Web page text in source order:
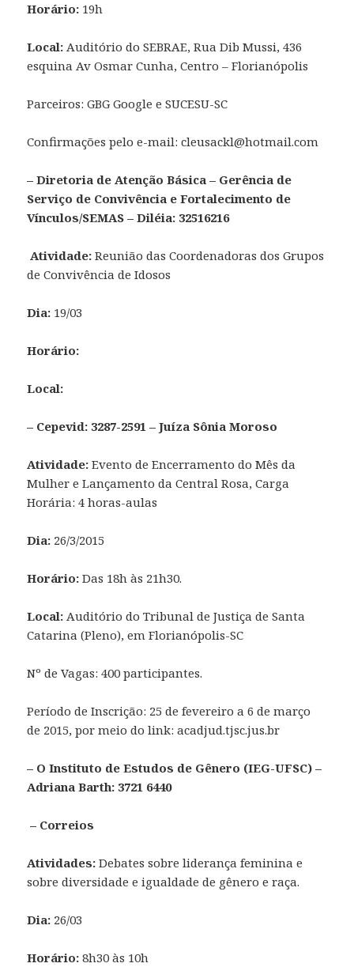
Horário: 19h
Local: Auditório do SEBRAE, Rua Dib Mussi, 436
esquina Av Osmar Cunha, Centro – Florianópolis
Parceiros: GBG Google e SUCESU-SC
Confirmações pelo e-mail: cleusackl@hotmail.com
– Diretoria de Atenção Básica – Gerência de
Serviço de Convivência e Fortalecimento de
Vínculos/SEMAS – Diléia: 32516216
Atividade: Reunião das Coordenadoras dos Grupos
de Convivência de Idosos
Dia: 19/03
Horário:
Local:
– Cepevid: 3287-2591 – Juíza Sônia Moroso
Atividade: Evento de Encerramento do Mês da
Mulher e Lançamento da Central Rosa, Carga
Horária: 4 horas-aulas
Dia: 26/3/2015
Horário: Das 18h às 21h30.
Local: Auditório do Tribunal de Justiça de Santa
Catarina (Pleno), em Florianópolis-SC
Nº de Vagas: 400 participantes.
Período de Inscrição: 25 de fevereiro a 6 de março
de 2015, por meio do link: acadjud.tjsc.jus.br
– O Instituto de Estudos de Gênero (IEG-UFSC) –
Adriana Barth: 3721 6440
– Correios
Atividades:Debates sobre liderança feminina e
sobre diversidade e igualdade de gênero e raça.
Dia: 26/03
Horário:8h30 às 10h